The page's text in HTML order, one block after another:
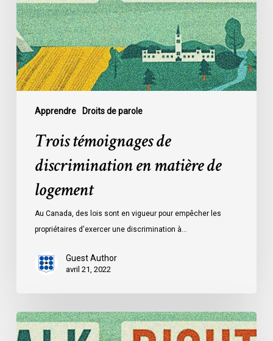
Apprendre Droits de parole
matière
de
logement
Trois témoignages de
discrimination en matière de
logement
Au Canada, des lois sont en vigueur pour empêcher les
propriétaires d'exercer une discrimination à…
Guest Author
avril 21, 2022
Trois
témoignages